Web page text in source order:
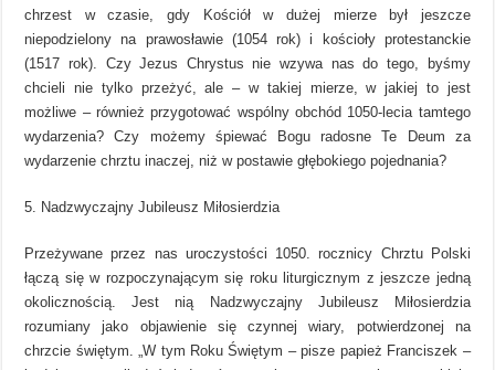
chrzest w czasie, gdy Kościół w dużej mierze był jeszcze
niepodzielony na prawosławie (1054 rok) i kościoły protestanckie
(1517 rok). Czy Jezus Chrystus nie wzywa nas do tego, byśmy
chcieli nie tylko przeżyć, ale – w takiej mierze, w jakiej to jest
możliwe – również przygotować wspólny obchód 1050-lecia tamtego
wydarzenia? Czy możemy śpiewać Bogu radosne Te Deum za
wydarzenie chrztu inaczej, niż w postawie głębokiego pojednania?
5. Nadzwyczajny Jubileusz Miłosierdzia
Przeżywane przez nas uroczystości 1050. rocznicy Chrztu Polski
łączą się w rozpoczynającym się roku liturgicznym z jeszcze jedną
okolicznością. Jest nią Nadzwyczajny Jubileusz Miłosierdzia
rozumiany jako objawienie się czynnej wiary, potwierdzonej na
chrzcie świętym. „W tym Roku Świętym – pisze papież Franciszek –